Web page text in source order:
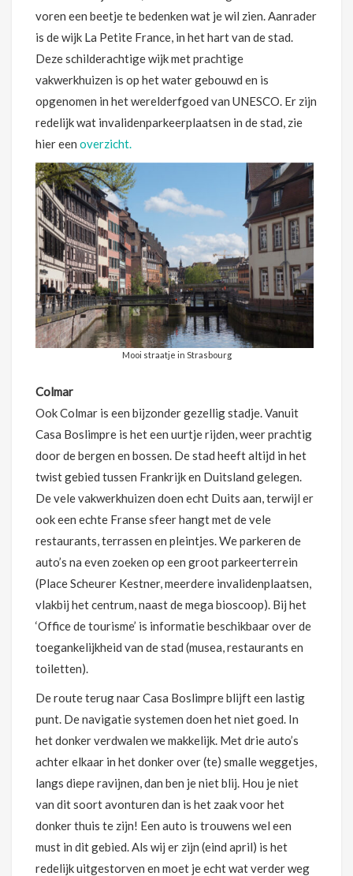
voren een beetje te bedenken wat je wil zien. Aanrader
is de wijk La Petite France, in het hart van de stad.
Deze schilderachtige wijk met prachtige
vakwerkhuizen is op het water gebouwd en is
opgenomen in het werelderfgoed van UNESCO. Er zijn
redelijk wat invalidenparkeerplaatsen in de stad, zie
hier een overzicht.
Mooi straatje in Strasbourg
Colmar
Ook Colmar is een bijzonder gezellig stadje. Vanuit
Casa Boslimpre is het een uurtje rijden, weer prachtig
door de bergen en bossen. De stad heeft altijd in het
twist gebied tussen Frankrijk en Duitsland gelegen.
De vele vakwerkhuizen doen echt Duits aan, terwijl er
ook een echte Franse sfeer hangt met de vele
restaurants, terrassen en pleintjes. We parkeren de
auto’s na even zoeken op een groot parkeerterrein
(Place Scheurer Kestner, meerdere invalidenplaatsen,
vlakbij het centrum, naast de mega bioscoop). Bij het
‘Office de tourisme’ is informatie beschikbaar over de
toegankelijkheid van de stad (musea, restaurants en
toiletten).
De route terug naar Casa Boslimpre blijft een lastig
punt. De navigatie systemen doen het niet goed. In
het donker verdwalen we makkelijk. Met drie auto’s
achter elkaar in het donker over (te) smalle weggetjes,
langs diepe ravijnen, dan ben je niet blij. Hou je niet
van dit soort avonturen dan is het zaak voor het
donker thuis te zijn! Een auto is trouwens wel een
must in dit gebied. Als wij er zijn (eind april) is het
redelijk uitgestorven en moet je echt wat verder weg